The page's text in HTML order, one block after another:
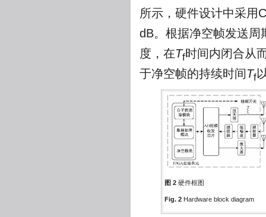
所示，硬件设计中采用
dB。根据净空帧发送周
度，在Tf时间内闭合从
于净空帧的持续时间Tf
图 2 硬件框图
Fig. 2 Hardware block diagram